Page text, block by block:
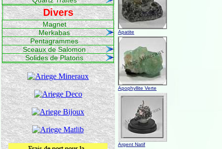
Divers
Magnet
Merkabas
Pentagrammes
Sceaux de Salomon
Solides de Platons
Apatite
Apophyllite Verte
Argent Natif